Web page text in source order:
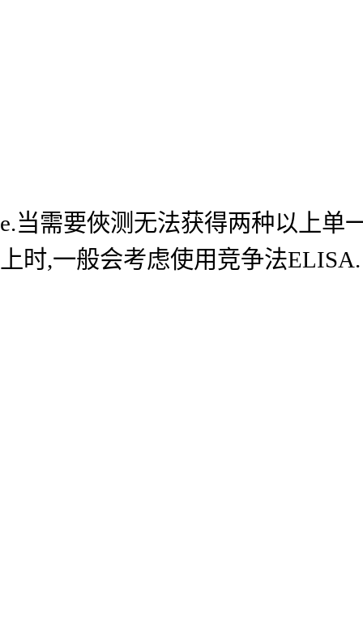
e.当需要俠测无法获得两种以上单
上时,一般会考虑使用竞争法ELISA.